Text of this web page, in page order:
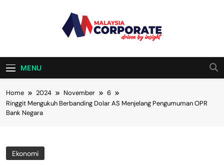
Malaysia
Corporate
MENU
Home 2024 November
6
Ringgit Mengukuh Berbanding Dolar AS Menjelang Pengumuman OPR
Bank Negara
Ekonomi